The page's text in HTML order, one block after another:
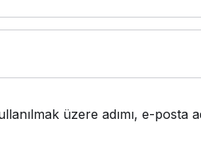
üzere adımı, e-posta